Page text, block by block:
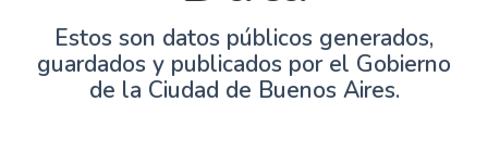
Estos son datos públicos generados,
guardados y publicados por el Gobierno
de la Ciudad de Buenos Aires.